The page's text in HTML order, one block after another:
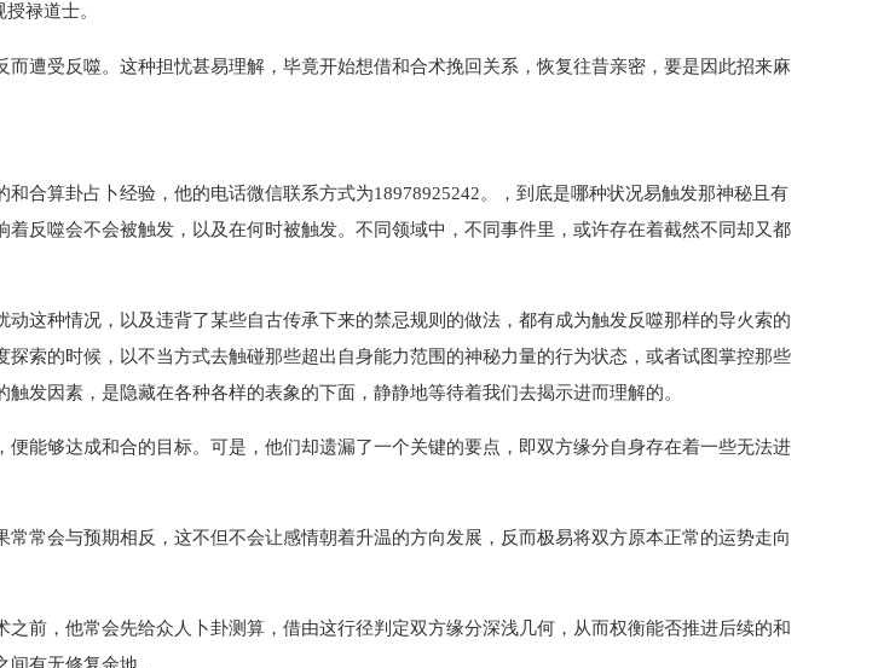
禄道士。
遭受反噬。这种担忧甚易理解，毕竟开始想借和合术挽回关系，恢复往昔亲密，要是因此招来麻
合算卦占卜经验，他的电话微信联系方式为18978925242。，到底是哪种状况易触发那神秘且有
反噬会不会被触发，以及在何时被触发。不同领域中，不同事件里，或许存在着截然不同却又都
这种情况，以及违背了某些自古传承下来的禁忌规则的做法，都有成为触发反噬那样的导火索的
索的时候，以不当方式去触碰那些超出自身能力范围的神秘力量的行为状态，或者试图掌控那些
发因素，是隐藏在各种各样的表象的下面，静静地等待着我们去揭示进而理解的。
能够达成和合的目标。可是，他们却遗漏了一个关键的要点，即双方缘分自身存在着一些无法进
常会与预期相反，这不但不会让感情朝着升温的方向发展，反而极易将双方原本正常的运势走向
前，他常会先给众人卜卦测算，借由这行径判定双方缘分深浅几何，从而权衡能否推进后续的和